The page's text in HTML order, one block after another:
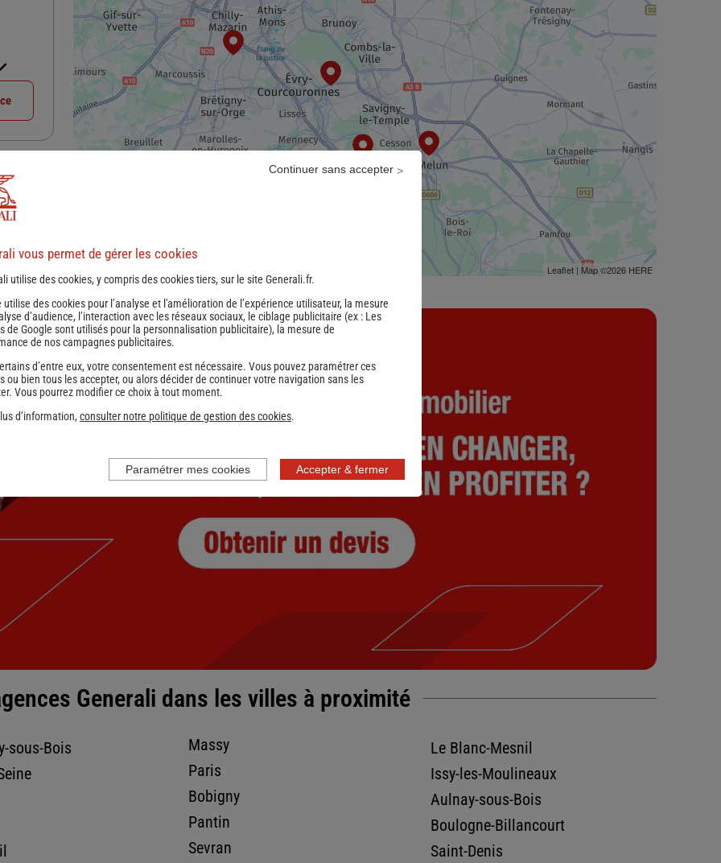
Leaflet| Map ©2026 HERE
1 2 Suivant
Generali dans les villes à proximité
sous-Bois
Massy
Paris
Bobigny
Pantin
Sevran
Le Blanc-Mesnil
Issy-les-Moulineaux
Aulnay-sous-Bois
Boulogne-Billancourt
Saint-Denis
vous permet de gérer les cookies
utilise des cookies, y compris des cookies tiers, sur le site Generali.fr.
utilise des cookies pour l’analyse et l'amélioration de l’expérience utilisateur, la mesure
d’audience, l’interaction avec les réseaux sociaux, le ciblage publicitaire (ex : Les
de Google sont utilisés pour la personnalisation publicitaire), la mesure de
de nos campagnes publicitaires.
d’entre eux, votre consentement est nécessaire. Vous pouvez paramétrer ces
ou bien tous les accepter, ou alors décider de continuer votre navigation sans les
Vous pourrez modifier ce choix à tout moment.
d’information, consulter notre politique de gestion des cookies.
Accepter & fermer
Continuer sans accepter
Paramétrer mes cookies